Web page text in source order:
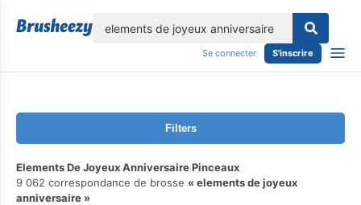
Se connecter S'inscrire
Filters
Elements De Joyeux Anniversaire Pinceaux
9 062 correspondance de brosse
elements de joyeux
anniversaire